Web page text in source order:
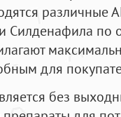
Силденафила по
для
без